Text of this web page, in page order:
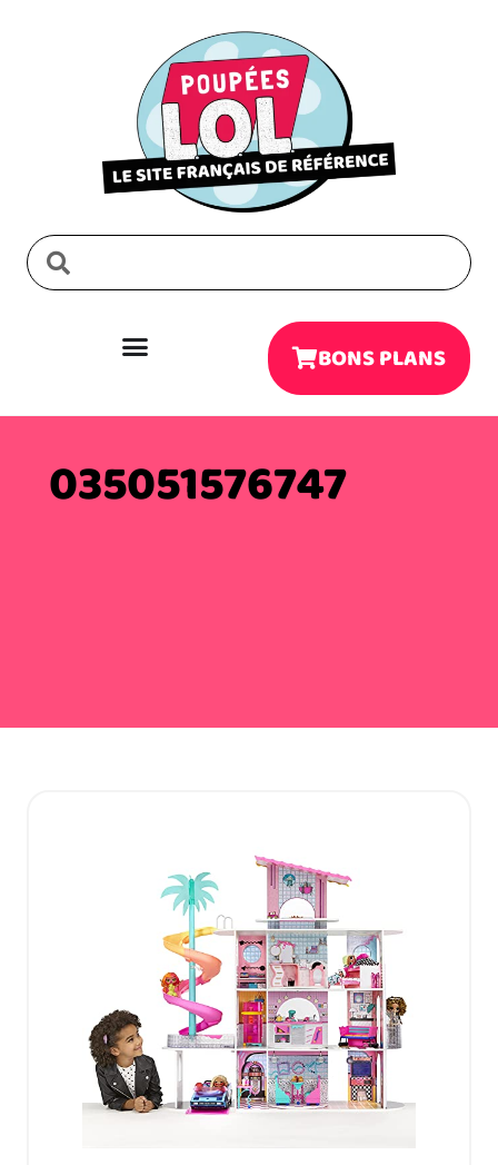
BONS PLANS
035051576747